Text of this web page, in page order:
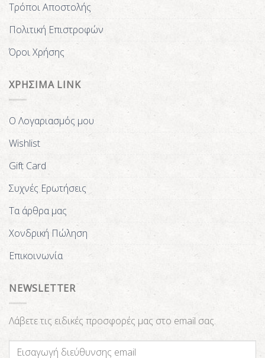
Τρόποι Αποστολής
Πολιτική Επιστροφών
Όροι Χρήσης
ΧΡΗΣΙΜΑ LINK
Ο Λογαριασμός μου
Wishlist
Gift Card
Συχνές Ερωτήσεις
Τα άρθρα μας
Χονδρική Πώληση
Επικοινωνία
NEWSLETTER
Λάβετε τις ειδικές προσφορές μας στο email σας.